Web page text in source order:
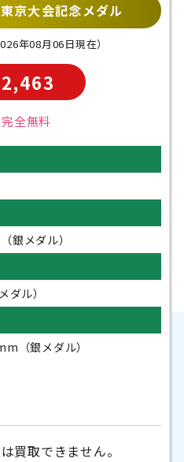
京大会記念メダル
年08月06日現在）
全無料
銀メダル）
ダル）
（銀メダル）
買取できません。